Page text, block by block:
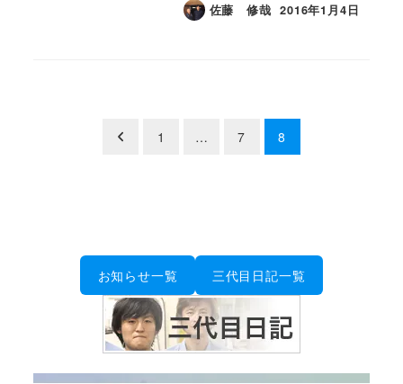
佐藤 修哉
投稿日
2016年1月4日
1 … 7 8
お知らせ一覧 三代目日記一覧